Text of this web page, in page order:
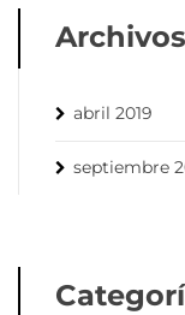
Archivos
abril 2019
septiembre